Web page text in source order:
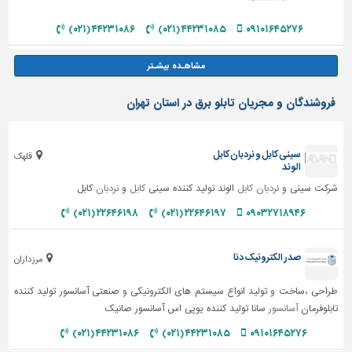
۰۹۱۰۱۶۴۵۲۷۶ ۴۴۲۳۱۰۸۵ (۰۲۱) ۴۴۲۳۱۰۸۶ (۰۲۱)
فروشندگان و مجریان تابلو برق در استان تهران
قلهک
سینی کابل و نردبان کابل
الوند
شرکت سینی ونردبان کابل الوند تولید کننده سینیکابل ونردبان کابل
۰۹۰۳۲۷۱۸۹۴۶ ۲۲۶۴۶۱۹۷ (۰۲۱) ۲۲۶۴۶۱۹۸ (۰۲۱)
مرزداران صدر الکترونیک دنا
طراحی ،ساخت و تولید انواع سیستم های الکترونیکی و صنعتی آسانسور تولید کننده
تابلوفرمانآسانسور سانا تولید کننده یوپی اس آسانسور صانیک
۰۹۱۰۱۶۴۵۲۷۶ ۴۴۲۳۱۰۸۵ (۰۲۱) ۴۴۲۳۱۰۸۶ (۰۲۱)